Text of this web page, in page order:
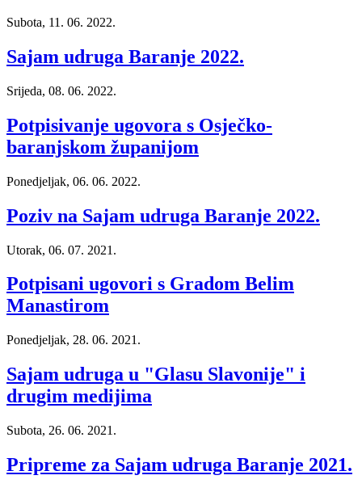
Subota, 11. 06. 2022.
Sajam udruga Baranje 2022.
Srijeda, 08. 06. 2022.
Potpisivanje ugovora s Osječko-
baranjskom županijom
Ponedjeljak, 06. 06. 2022.
Poziv na Sajam udruga Baranje 2022.
Utorak, 06. 07. 2021.
Potpisani ugovori s Gradom Belim
Manastirom
Ponedjeljak, 28. 06. 2021.
Sajam udruga u "Glasu Slavonije" i
drugim medijima
Subota, 26. 06. 2021.
Pripreme za Sajam udruga Baranje 2021.